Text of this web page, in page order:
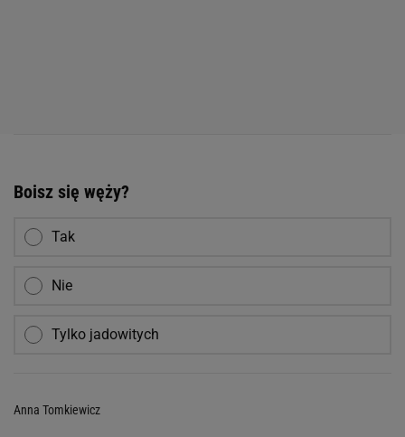
Boisz się węży?
Tak
Nie
Tylko jadowitych
Anna Tomkiewicz